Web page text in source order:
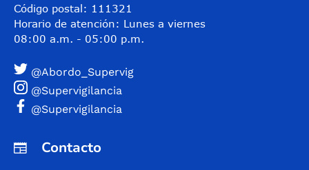
Código postal: 111321
Horario de atención: Lunes a viernes
08:00 a.m. - 05:00 p.m.
@Abordo_Supervig
@Supervigilancia
@Supervigilancia
Contacto